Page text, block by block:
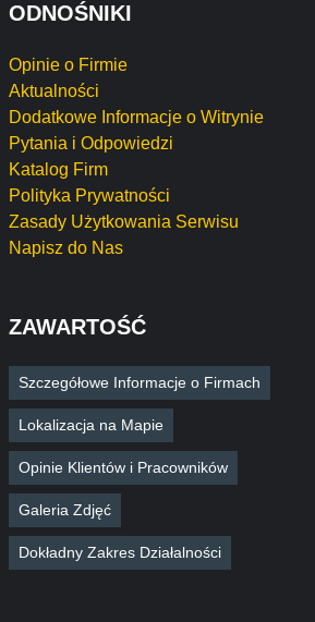
ODNOŚNIKI
Opinie o Firmie
Aktualności
Dodatkowe Informacje o Witrynie
Pytania i Odpowiedzi
Katalog Firm
Polityka Prywatności
Zasady Użytkowania Serwisu
Napisz do Nas
ZAWARTOŚĆ
Szczegółowe Informacje o Firmach
Lokalizacja na Mapie
Opinie Klientów i Pracowników
Galeria Zdjęć
Dokładny Zakres Działalności